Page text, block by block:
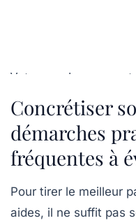
Votre employeur peut
totalement la
développement des
d’entreprise.
Concrétiser
démarches
fréquentes à
Pour tirer le meilleur
aides, il ne suffit pas